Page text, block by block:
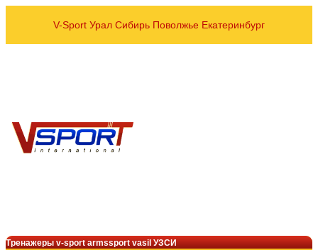
V-Sport Урал Сибирь Поволжье Екатеринбург
Тренажеры v-sport armssport vasil УЗСИ